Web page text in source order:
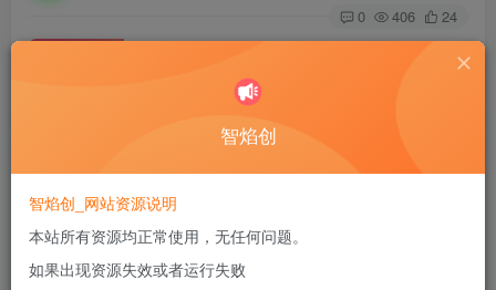
0 406 24
此内容为付费资源，请付费后查看
9.9
普通合伙人免费
立即购买
您当前未登录！建议登陆后购买，可保存购买订单
智焰创
智焰创_网站资源说明
本站所有资源均正常使用，无任何问题。
如果出现资源失效或者运行失败